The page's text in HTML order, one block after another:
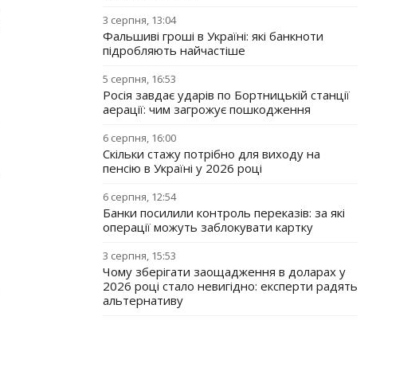
3 серпня, 13:04
Фальшиві гроші в Україні: які банкноти
підробляють найчастіше
5 серпня, 16:53
Росія завдає ударів по Бортницькій станції
аерації: чим загрожує пошкодження
6 серпня, 16:00
Скільки стажу потрібно для виходу на
пенсію в Україні у 2026 році
6 серпня, 12:54
Банки посилили контроль переказів: за які
операції можуть заблокувати картку
3 серпня, 15:53
Чому зберігати заощадження в доларах у
2026 році стало невигідно: експерти радять
альтернативу